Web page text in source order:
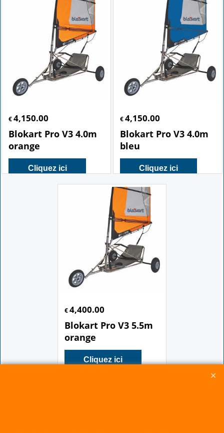
€ 4,150.00
Blokart Pro V3 4.0m
orange
Cliquez ici
€4,150.00
Blokart Pro V3 4.0m
bleu
Cliquez ici
€4,400.00
Blokart Pro V3 5.5m
orange
Cliquez ici